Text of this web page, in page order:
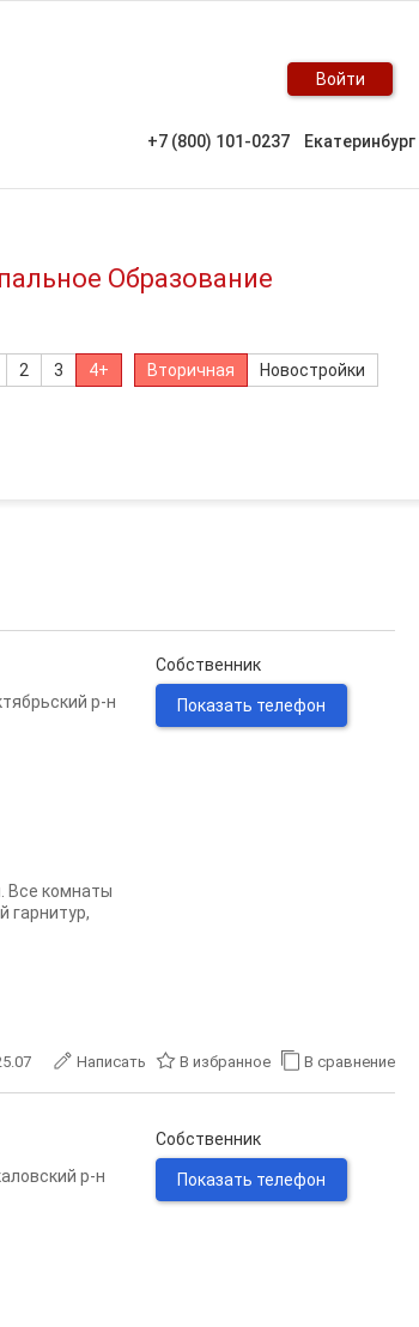
Войти
+7 (800) 101-0237 Екатеринбург
Образование
2 3 4+ Вторичная Новостройки
р-н
Все комнаты
гарнитур,
Собственник
Показать телефон
Написать В избранное В сравнение
р-н
Собственник
Показать телефон